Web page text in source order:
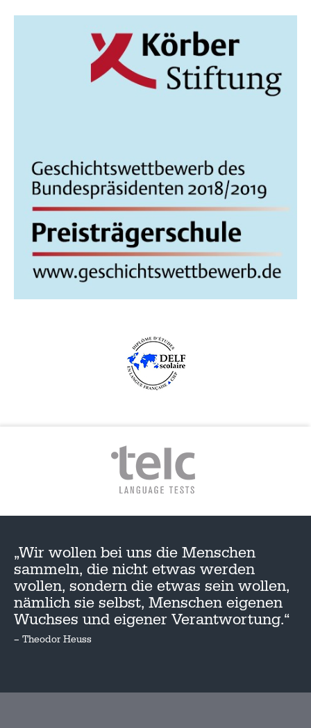
„Wir wollen bei uns die Menschen
sammeln, die nicht etwas werden
wollen, sondern die etwas sein wollen,
nämlich sie selbst, Menschen eigenen
Wuchses und eigener Verantwortung.“
– Theodor Heuss